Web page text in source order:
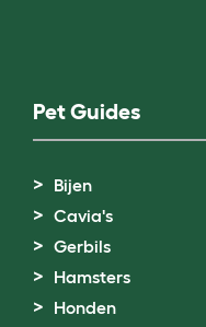
Pet Guides
Bijen
Cavia's
Gerbils
Hamsters
Honden